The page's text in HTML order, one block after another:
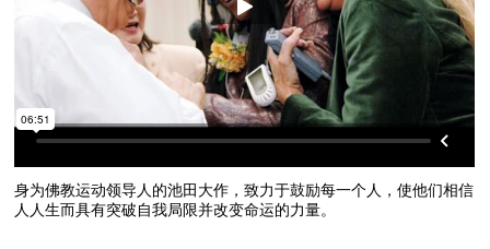
身为佛教运动领导人的池田大作，致力于鼓励每一个人，使他们相信
人人生而具有突破自我局限并改变命运的力量。